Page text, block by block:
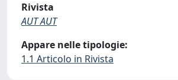
Rivista
AUT AUT
Appare nelle tipologie:
1.1 Articolo in Rivista